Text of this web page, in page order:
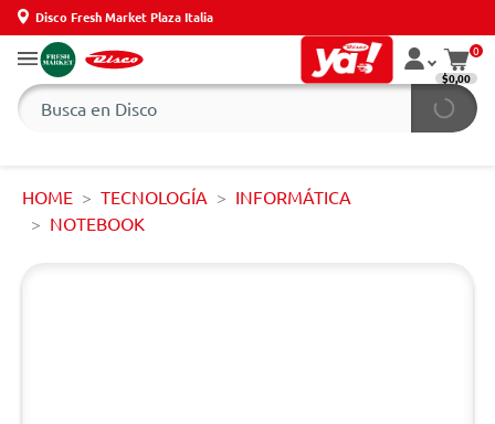
Disco Fresh Market Plaza Italia
0
$0,00
HOME TECNOLOGÍA
INFORMÁTICA
NOTEBOOK